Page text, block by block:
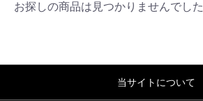
お探しの商品は見つかりませんでした
当サイトについて